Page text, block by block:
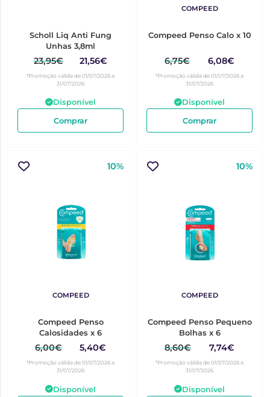
Scholl Liq Anti Fung
Unhas 3,8ml
23,95€ 21,56€
*Promoção válida de 01/07/2026 a
31/07/2026
Disponível
Comprar
COMPEED
Compeed Penso Calo x 10
6,75€ 6,08€
*Promoção válida de 01/07/2026 a
31/07/2026
Disponível
Comprar
10%
COMPEED
Compeed Penso
Calosidades x 6
6,00€ 5,40€
*Promoção válida de 01/07/2026 a
31/07/2026
Disponível
10%
COMPEED
Compeed Penso Pequeno
Bolhas x 6
8,60€ 7,74€
*Promoção válida de 01/07/2026 a
31/07/2026
Disponível